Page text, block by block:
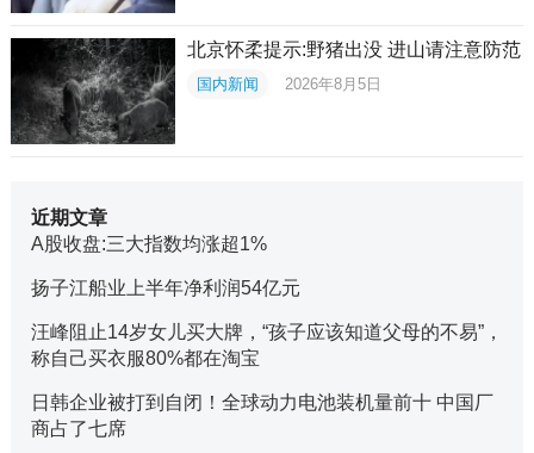
北京怀柔提示:野猪出没 进山请注意防范
国内新闻 2026年8月5日
近期文章
A股收盘:三大指数均涨超1%
扬子江船业上半年净利润54亿元
汪峰阻止14岁女儿买大牌，“孩子应该知道父母的不易”，
称自己买衣服80%都在淘宝
日韩企业被打到自闭！全球动力电池装机量前十 中国厂
商占了七席